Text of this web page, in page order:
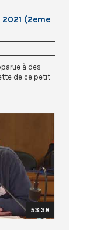
(2eme
à des
de ce petit
53:38